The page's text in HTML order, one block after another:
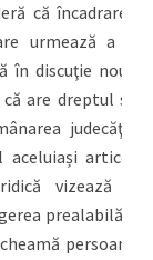
că încadrarea
urmează a fi
discuţie noua
are dreptul să
judecăţii,
articol
vizează o
prealabilă a
persoana